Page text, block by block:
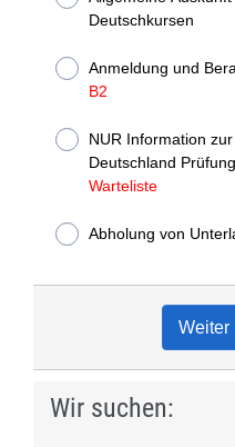
Wir suchen: